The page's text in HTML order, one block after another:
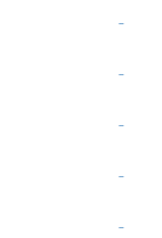
-
-
-
-
-